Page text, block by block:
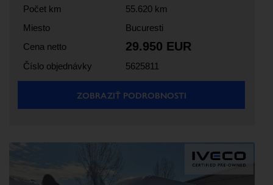
Počet km
55.620 km
Miesto
Bucuresti
Cena netto
29.950 EUR
Číslo objednávky 5625811
ZOBRAZIŤ PODROBNOSTI